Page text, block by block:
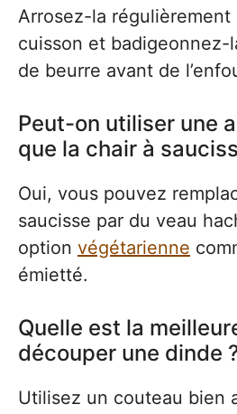
Arrosez-la régulièrement
cuisson et badigeonnez-
de beurre avant de
Peut-on utiliser une
que la chair à
Oui, vous pouvez
saucisse par du veau
option végétarienne
émietté.
Quelle est la
découper une dinde
Utilisez un couteau bien